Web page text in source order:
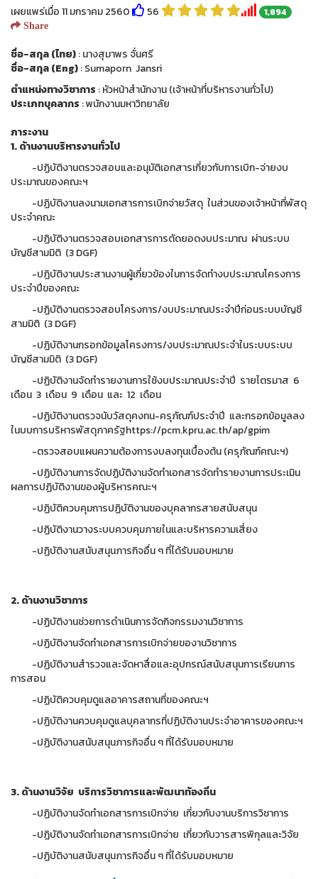
เผยแพร่เมื่อ 11 มกราคม 2560 56 1,894
Share
ชื่อ-สกุล (ไทย): นางสุมาพร จั่นศรี
ชื่อ-สกุล (Eng): Sumaporn Jansri
ตำแหน่งทางวิชาการ : หัวหน้าสำนักงาน (เจ้าหน้าที่บริหารงานทั่วไป)
ประเภทบุคลากร : พนักงานมหาวิทยาลัย
ภาระงาน
1. ด้านงานบริหารงานทั่วไป
-ปฏิบัติงานตรวจสอบและอนุมัติเอกสารเกี่ยวกับการเบิก-จ่ายงบ
ประมาณของคณะฯ
-ปฏิบัติงานลงนามเอกสารการเบิกจ่ายวัสดุ ในส่วนของเจ้าหน้าที่พัสดุ
ประจำคณะ
-ปฏิบัติงานตรวจสอบเอกสารการตัดยอดงบประมาณ ผ่านระบบ
บัญชีสามมิติ (3 DGF)
-ปฏิบัติงานประสานงานผู้เกี่ยวข้องในการจัดทำงบประมาณโครงการ
ประจำปีของคณะ
-ปฏิบัติงานตรวจสอบโครงการ/งบประมาณประจำปีก่อนระบบบัญชี
สามมิติ (3 DGF)
-ปฏิบัติงานกรอกข้อมูลโครงการ/งบประมาณประจำในระบบระบบ
บัญชีสามมิติ (3 DGF)
-ปฏิบัติงานจัดทำรายงานการใช้งบประมาณประจำปี รายไตรมาส 6
เดือน 3 เดือน 9 เดือน และ 12 เดือน
-ปฏิบัติงานตรวจนับวัสดุคงทน-ครุภัณฑ์ประจำปี และกรอกข้อมูลลง
ในบบการบริหารพัสดุภาครัฐhttps://pcm.kpru.ac.th/ap/gpim
-ตรวจสอบแผนความต้องการงบลงทุนเบื้องต้น (ครุภัณฑ์คณะฯ)
-ปฏิบัติงานการจัดปฏิบัติงานจัดทำเอกสารจัดทำรายงานการประเมิน
ผลการปฏิบัติงานของผู้บริหารคณะฯ
-ปฏิบัติควบคุมการปฏิบัติงานของบุคลากรสายสนับสนุน
-ปฏิบัติงานวางระบบควบคุมภายในและบริหารความเสี่ยง
-ปฏิบัติงานสนับสนุนภารกิจอื่น ๆ ที่ได้รับมอบหมาย
2. ด้านงานวิชาการ
-ปฏิบัติงานช่วยการดำเนินการจัดกิจกรรมงานวิชาการ
-ปฏิบัติงานจัดทำเอกสารการเบิกจ่ายของานวิชาการ
-ปฏิบัติงานสำรวจและจัดหาสื่อและอุปกรณ์สนับสนุนการเรียนการ
การสอน
-ปฏิบัติควบคุมดูแลอาคารสถานที่ของคณะฯ
-ปฏิบัติงานควบคุมดูแลบุคลากรที่ปฏิบัติงานประจำอาคารของคณะฯ
-ปฏิบัติงานสนับสนุนภารกิจอื่น ๆ ที่ได้รับมอบหมาย
3. ด้านงานวิจัย บริการวิชาการและพัฒนาท้องถิ่น
-ปฏิบัติงานจัดทำเอกสารการเบิกจ่าย เกี่ยวกับงานบริการวิชาการ
-ปฏิบัติงานจัดทำเอกสารการเบิกจ่าย เกี่ยวกับวารสารพิกุลและวิจัย
-ปฏิบัติงานสนับสนุนภารกิจอื่น ๆ ที่ได้รับมอบหมาย